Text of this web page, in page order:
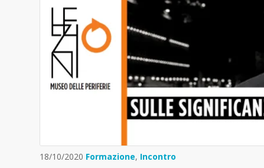
18/10/2020 Formazione, Incontro